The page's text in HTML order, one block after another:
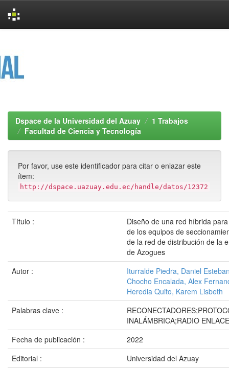
Dspace de la Universidad del Azuay
1 Trabajos
Facultad de Ciencia y Tecnología
Por favor, use este identificador para citar o enlazar este
ítem:
http://dspace.uazuay.edu.ec/handle/datos/12372
Título :
Diseño de una red híbrida
de los equipos de
de la red de distribución de la
de Azogues
Autor :
Iturralde Piedra, Daniel
Chocho Encalada, Alex
Heredia Quito, Karem Lisbeth
Palabras clave :
INALÁMBRICA;RADIO
Fecha de publicación :
2022
Editorial :
Universidad del Azuay